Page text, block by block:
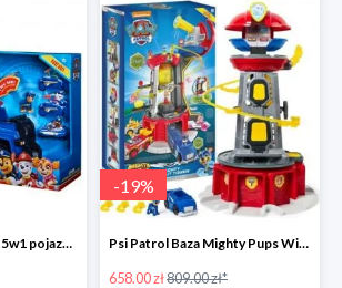
Psi Patrol Radiowóz 5w1 pojazd ratunkowy z figurką Chase'a -37%
-19%
Psi Patrol Baza Mighty Pups Wieża obserwacyjna+pojazd z figurką -19%
658.00 zł809.00 zł*